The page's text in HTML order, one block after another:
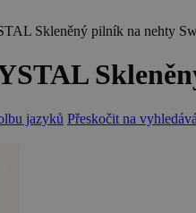
Skleněný pilník na nehty
jazyků Přeskočit na